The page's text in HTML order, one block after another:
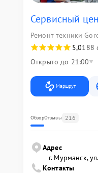
Сервисный
Ремонт техники
5,0188
Открыто до 21:00
Маршрут
ОбзорОтзывы 216
Адрес
г. Мурманск,
Контакты